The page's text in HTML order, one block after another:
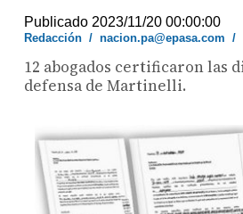
Publicado 2023/11/20 00:00:00
Redacción /nacion.pa@epasa.com /
12 abogados certificaron las
defensa de Martinelli.